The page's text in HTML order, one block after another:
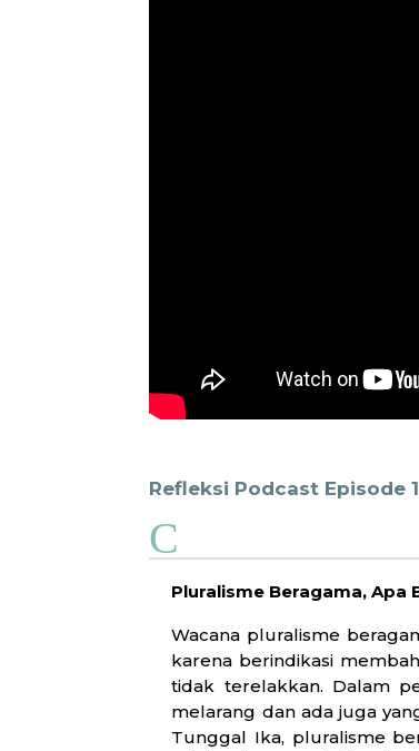
Refleksi Podcast Episode
C
Pluralisme Beragama, Apa
Wacana pluralisme
karena berindikasi
tidak terelakkan. Dalam
melarang dan ada juga
Tunggal Ika, pluralisme